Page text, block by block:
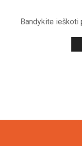
Bandykite ieškoti